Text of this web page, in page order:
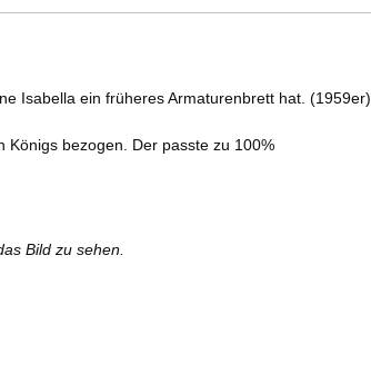
Isabella ein früheres Armaturenbrett hat. (1959er)
Königs bezogen. Der passte zu 100%
Bild zu sehen.